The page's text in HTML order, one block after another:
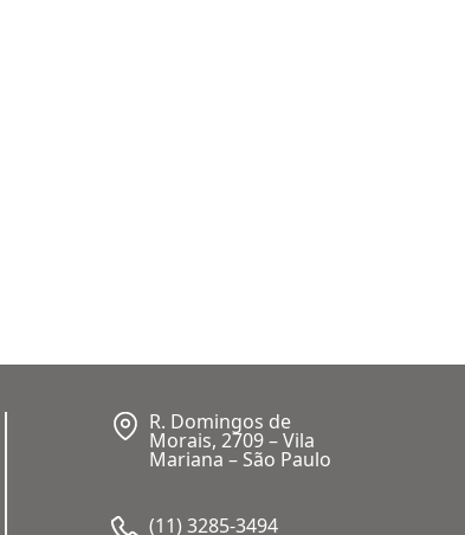
R. Domingos de
Morais, 2709 – Vila
Mariana – São Paulo
(11) 3285-3494